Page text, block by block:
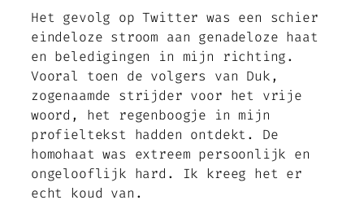
Het gevolg op Twitter was een schier
eindeloze stroom aan genadeloze haat
en beledigingen in mijn richting.
Vooral toen de volgers van Duk,
zogenaamde strijder voor het vrije
woord, het regenboogje in mijn
profieltekst hadden ontdekt. De
homohaat was extreem persoonlijk en
ongelooflijk hard. Ik kreeg het er
echt koud van.